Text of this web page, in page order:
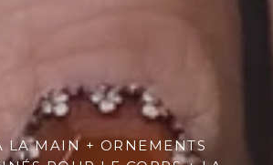
LA MAIN + ORNEMENTS